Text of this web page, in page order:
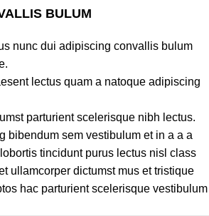
BULUM
nunc dui adipiscing convallis bulum
lectus quam a natoque adipiscing
parturient scelerisque nibh lectus.
bibendum sem vestibulum et in a a a
tincidunt purus lectus nisl class
ullamcorper dictumst mus et tristique
hac parturient scelerisque vestibulum